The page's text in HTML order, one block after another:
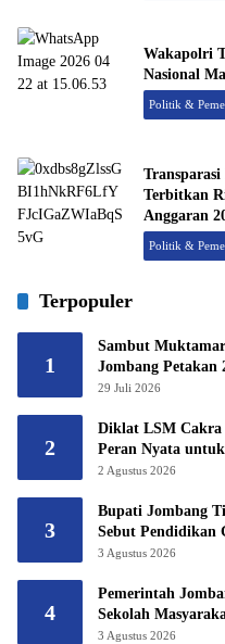
Wakapolri
Nasional
Politik &
Terbitkan
Anggaran
Politik &
Terpopuler
1
Sambut
Jombang
29 Juli 2026
2
Diklat LSM Cakra
Peran Nyata
2 Agustus 2026
3
Bupati Jombang
Sebut Pendidikan
3 Agustus 2026
4
Pemerintah
Sekolah
Hibahkan 6,3
3 Agustus 2026